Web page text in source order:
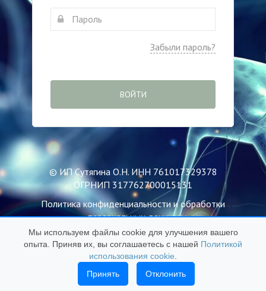
Забыли пароль?
ВОЙТИ
© ИП Сутягина О.Н. ИНН 761017329378
ОГРНИП 317762700015131
Политика конфиденциальности и обработки
персональных данных
Пользовательское соглашение
Публичная оферта
Политика использования файлов Cookie
Мы используем файлы cookie для улучшения вашего
опыта. Приняв их, вы соглашаетесь с нашей Политикой
использования cookie
Принять
Отклонить